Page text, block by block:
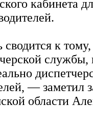
кабинета
к тому,
службы,
— заметил
области